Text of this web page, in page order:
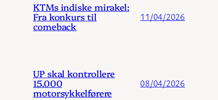
KTMs indiske mirakel:
Fra konkurs til
comeback
11/04/2026
UP skal kontrollere
15.000
motorsykkelførere
08/04/2026